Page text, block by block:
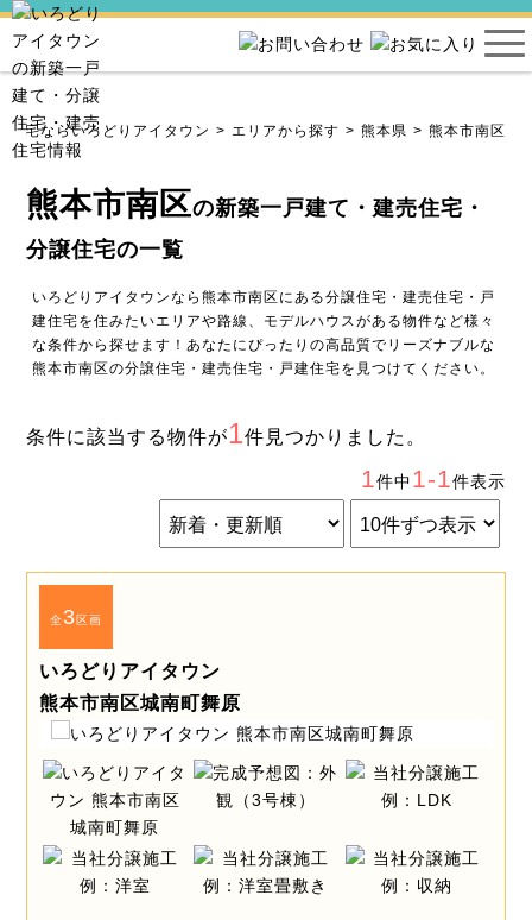
住宅ならいろどりアイタウン エリアから探す 熊本県 熊本市南区
熊本市南区の新築一戸建て・建売住宅・
分譲住宅の一覧
いろどりアイタウンなら熊本市南区にある分譲住宅・建売住宅・戸
建住宅を住みたいエリアや路線、モデルハウスがある物件など様々
な条件から探せます！あなたにぴったりの高品質でリーズナブルな
熊本市南区の分譲住宅・建売住宅・戸建住宅を見つけてください。
条件に該当する物件が1件見つかりました。
1件中1-1件表示
全3区画
いろどりアイタウン
熊本市南区城南町舞原